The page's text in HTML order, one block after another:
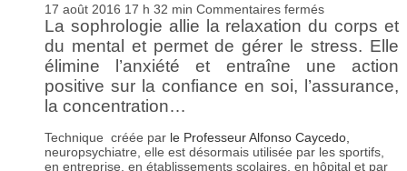
Pour info
17 août 2016 17 h 32 min Commentaires ferméssur
Sophrologie
positifs
La sophrologie allie la relaxation du corps et
du mental et permet de gérer le stress. Elle
élimine l’anxiété et entraîne une action
positive sur la confiance en soi, l’assurance,
la concentration…
Technique créée par le Professeur Alfonso Caycedo,
neuropsychiatre, elle est désormais utilisée par les sportifs,
en entreprise, en établissements scolaires, en hôpital et par